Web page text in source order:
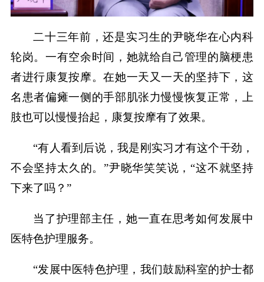
二十三年前，还是实习生的尹晓华在心内科
轮岗。一有空余时间，她就给自己管理的脑梗患
者进行康复按摩。在她一天又一天的坚持下，这
名患者偏瘫一侧的手部肌张力慢慢恢复正常，上
肢也可以慢慢抬起，康复按摩有了效果。
“有人看到后说，我是刚实习才有这个干劲，
不会坚持太久的。”尹晓华笑笑说，“这不就坚持
下来了吗？”
当了护理部主任，她一直在思考如何发展中
医特色护理服务。
“发展中医特色护理，我们鼓励科室的护士都